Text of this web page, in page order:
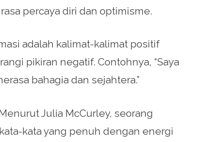
percaya diri dan optimisme.
adalah kalimat-kalimat positif
pikiran negatif. Contohnya, “Saya
bahagia dan sejahtera.”
Julia McCurley, seorang
kata yang penuh dengan energi